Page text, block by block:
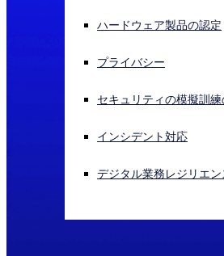
サイバー攻撃を受けている場合、連
ハードウェア製品の認定
プライバシー
セキュリティの模擬訓
インシデント対応
デジタル業務レジリエン